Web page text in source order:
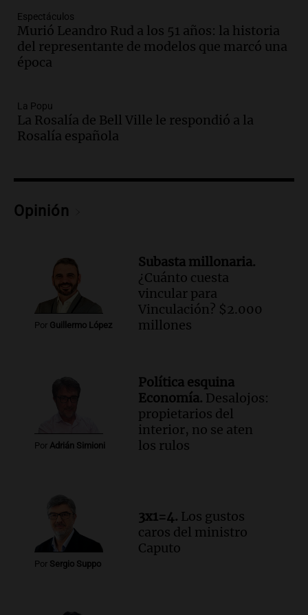
Luis a partir de agosto por nueva
regulación de la energía
Panorama Federal
Episodios
buscar ayuda el último año”
La Argentina, hoy
Episodios
Noticias Rosario
compras de Antonella: bromas en
Rosario.
Ahora país
Episodios
Audio.José Roccuzzo, cortes de carne y
Episodios
Audio. Luciano Cáceres llega a Córdoba a
presentar “Paraíso”, una obra que
cuestiona certezas masculinas
Amamos Argentina
Espectáculos
Murió Leandro Rud a los 51 años: la historia
del representante de modelos que marcó una
época
La Popu
La Rosalía de Bell Ville le respondió a la
Rosalía española
Opinión
Por Guillermo López
Subasta millonaria.
¿Cuánto cuesta
vincular para
Vinculación? $2.000
millones
Por Adrián Simioni
Política esquina
Economía. Desalojos:
propietarios del
interior, no se aten
los rulos
Por Sergio Suppo
3x1=4. Los gustos
caros del ministro
Caputo